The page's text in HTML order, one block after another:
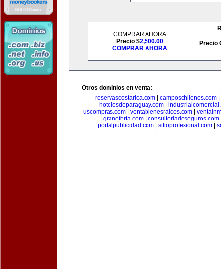
COMPRAR AHORA
Precio $2,500.00
COMPRAR AHORA
Precio
Otros dominios en venta:
reservascostarica.com
camposchilenos.com
hotelesdeparaguay.com|
uscompras.com| ventabienesraices.com|
granoferta.com| consultoriadeseguros.com
portalpublicidad.com
sitioprofesional.com